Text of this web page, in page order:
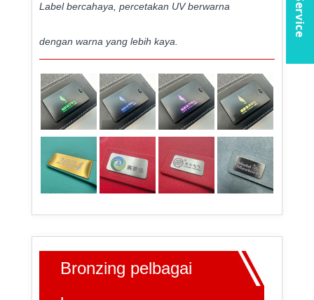
Label bercahaya, percetakan UV berwarna
dengan warna yang lebih kaya.
Bronzing pelbagai